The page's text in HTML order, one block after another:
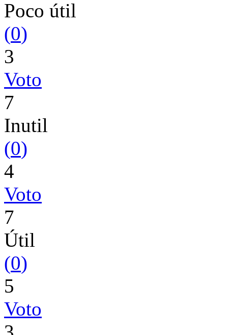
Poco útil
(0)
3
Voto
7
Inutil
(0)
4
Voto
7
Útil
(0)
5
Voto